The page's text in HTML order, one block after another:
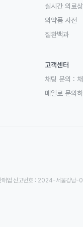
실시간 의료
의약품 사전
질환백과
고객센터
채팅 문의 :
메일로 문의하
매업 신고번호 : 2024-서울강남